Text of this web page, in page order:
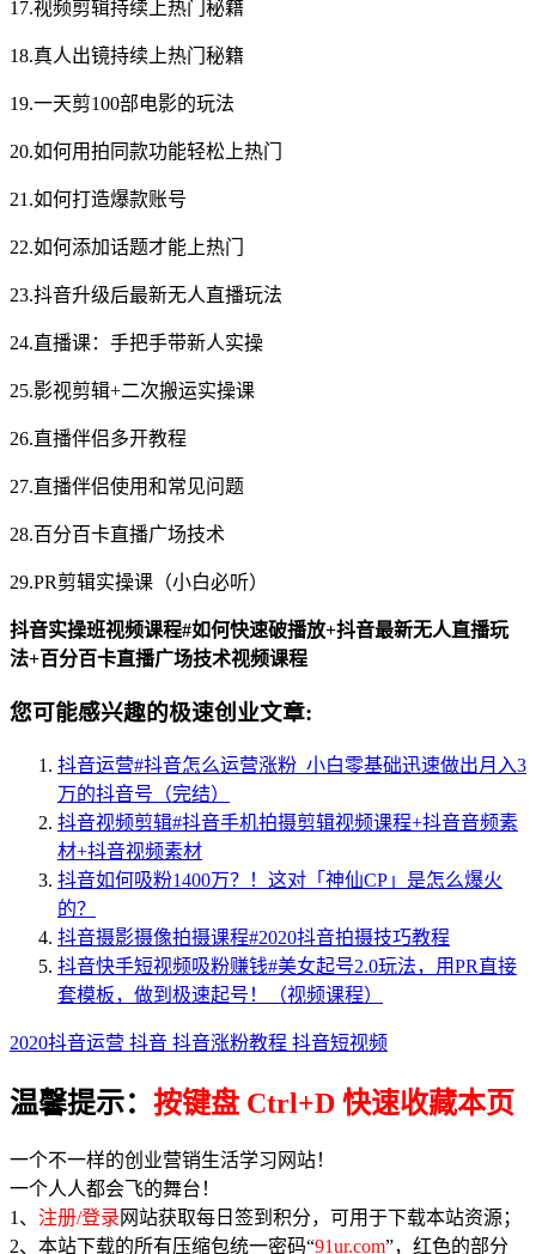
17.视频剪辑持续上热门秘籍
18.真人出镜持续上热门秘籍
19.一天剪100部电影的玩法
20.如何用拍同款功能轻松上热门
21.如何打造爆款账号
22.如何添加话题才能上热门
23.抖音升级后最新无人直播玩法
24.直播课：手把手带新人实操
25.影视剪辑+二次搬运实操课
26.直播伴侣多开教程
27.直播伴侣使用和常见问题
28.百分百卡直播广场技术
29.PR剪辑实操课（小白必听）
抖音实操班视频课程#如何快速破播放+抖音最新无人直播玩
法+百分百卡直播广场技术视频课程
您可能感兴趣的极速创业文章:
抖音运营#抖音怎么运营涨粉_小白零基础迅速做出月入3
万的抖音号（完结）
抖音视频剪辑#抖音手机拍摄剪辑视频课程+抖音音频素
材+抖音视频素材
抖音如何吸粉1400万？！这对「神仙CP」是怎么爆火
的？
抖音摄影摄像拍摄课程#2020抖音拍摄技巧教程
抖音快手短视频吸粉赚钱#美女起号2.0玩法，用PR直接
套模板，做到极速起号！（视频课程）
2020抖音运营 抖音 抖音涨粉教程 抖音短视频
温馨提示： 按键盘 Ctrl+D 快速收藏本页
一个不一样的创业营销生活学习网站！
一个人人都会飞的舞台！
1、 注册/登录 网站获取每日签到积分，可用于下载本站资源；
2、本站下载的所有压缩包统一密码“91ur.com”，红色的部分